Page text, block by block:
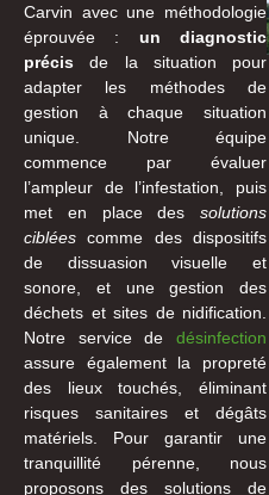
Carvin avec une méthodologie
éprouvée : un diagnostic
précis de la situation pour
adapter les méthodes de
gestion à chaque situation
unique. Notre équipe
commence par évaluer
l’ampleur de l’infestation, puis
met en place des solutions
ciblées comme des dispositifs
de dissuasion visuelle et
sonore, et une gestion des
déchets et sites de nidification.
Notre service de désinfection
assure également la propreté
des lieux touchés, éliminant
risques sanitaires et dégâts
matériels. Pour garantir une
tranquillité pérenne, nous
proposons des solutions de